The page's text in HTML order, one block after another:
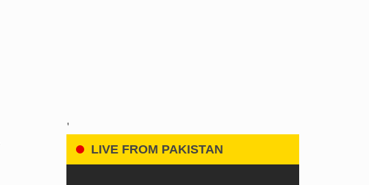
'
LIVE FROM PAKISTAN